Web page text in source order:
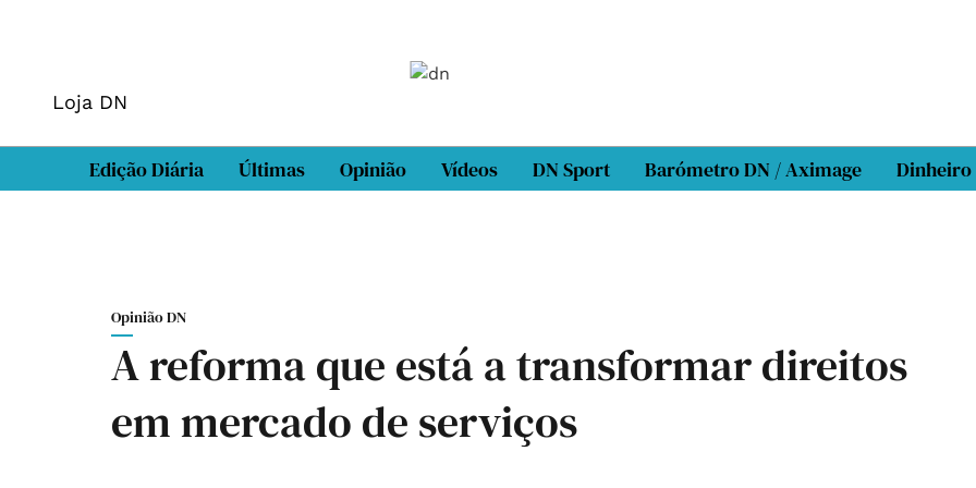
Loja DN
Edição Diária Últimas Opinião Vídeos DN Sport Barómetro DN / Aximage Dinheiro
Opinião DN
A reforma que está a transformar direitos
em mercado de serviços